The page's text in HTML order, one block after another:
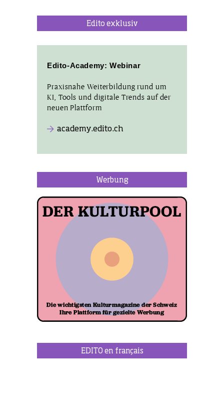
Edito exklusiv
Edito-Academy: Webinar
Praxisnahe Weiterbildung rund um
KI, Tools und digitale Trends auf der
neuen Plattform
academy.edito.ch
Werbung
EDITO en français